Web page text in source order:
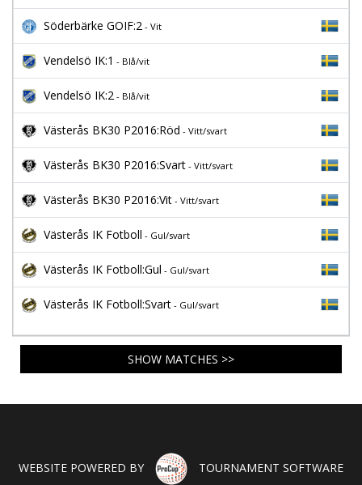
Söderbärke GOIF:2 - Vit
Vendelsö IK:1 - Blå/vit
Vendelsö IK:2 - Blå/vit
Västerås BK30 P2016:Röd - Vitt/svart
Västerås BK30 P2016:Svart - Vitt/svart
Västerås BK30 P2016:Vit - Vitt/svart
Västerås IK Fotboll - Gul/svart
Västerås IK Fotboll:Gul - Gul/svart
Västerås IK Fotboll:Svart - Gul/svart
SHOW MATCHES >>
WEBSITE POWERED BY TOURNAMENT SOFTWARE